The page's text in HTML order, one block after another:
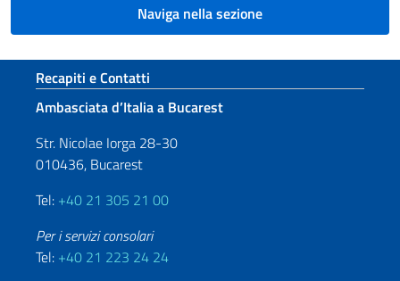
Naviga nella sezione
Sezione footer
Recapiti e Contatti
Ambasciata d’Italia a Bucarest
Str. Nicolae Iorga 28-30
010436, Bucarest
Tel: +40 21 305 21 00
Per i servizi consolari
Tel: +40 21 223 24 24